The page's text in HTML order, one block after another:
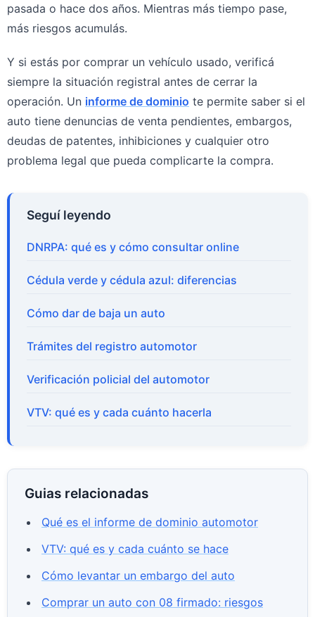
pasada o hace dos años. Mientras más tiempo pase,
más riesgos acumulás.
Y si estás por comprar un vehículo usado, verificá
siempre la situación registral antes de cerrar la
operación. Un informe de dominio te permite saber si el
auto tiene denuncias de venta pendientes, embargos,
deudas de patentes, inhibiciones y cualquier otro
problema legal que pueda complicarte la compra.
Seguí leyendo
DNRPA: qué es y cómo consultar online
Cédula verde y cédula azul: diferencias
Cómo dar de baja un auto
Trámites del registro automotor
Verificación policial del automotor
VTV: qué es y cada cuánto hacerla
Guias relacionadas
Qué es el informe de dominio automotor
VTV: qué es y cada cuánto se hace
Cómo levantar un embargo del auto
Comprar un auto con 08 firmado: riesgos